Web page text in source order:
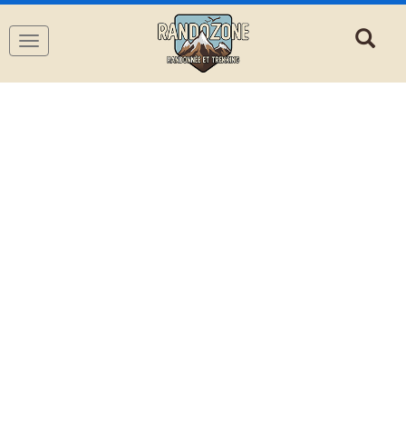
Navigation